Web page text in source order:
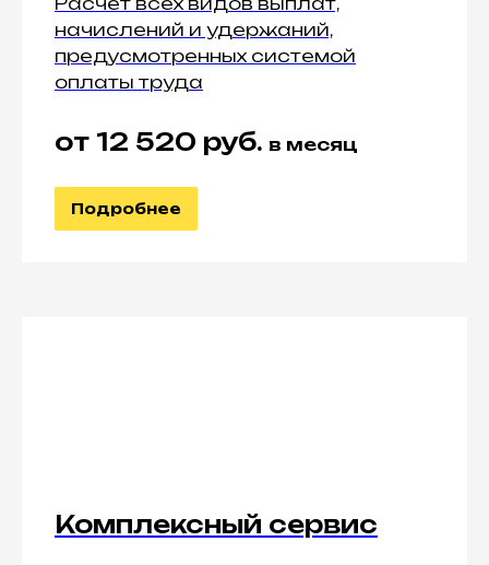
начислений и удержаний,
предусмотренных системой
оплаты труда
от 12 520 руб. в месяц
Подробнее
Комплексный сервис